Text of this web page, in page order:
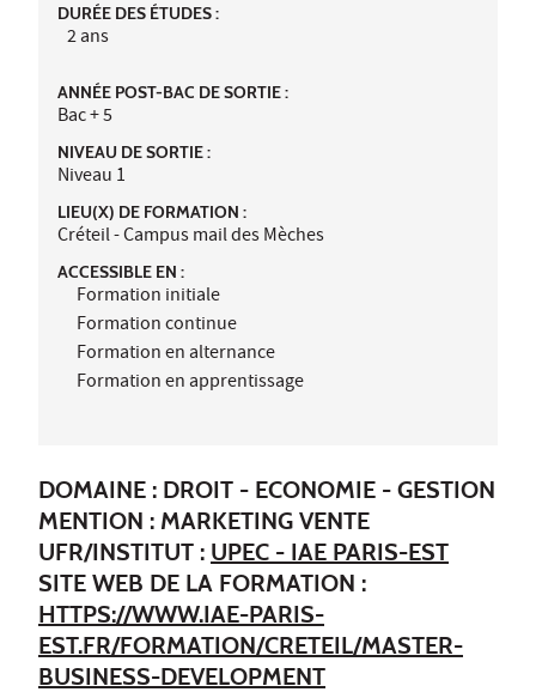
DURÉE DES ÉTUDES :
2 ans
ANNÉE POST-BAC DE SORTIE :
Bac + 5
NIVEAU DE SORTIE :
Niveau 1
LIEU(X) DE FORMATION :
Créteil - Campus mail des Mèches
ACCESSIBLE EN :
Formation initiale
Formation continue
Formation en alternance
Formation en apprentissage
DOMAINE : DROIT - ECONOMIE - GESTION
MENTION : MARKETING VENTE
UFR/INSTITUT : UPEC - IAE PARIS-EST
SITE WEB DE LA FORMATION :
HTTPS://WWW.IAE-PARIS-
EST.FR/FORMATION/CRETEIL/MASTER-
BUSINESS-DEVELOPMENT